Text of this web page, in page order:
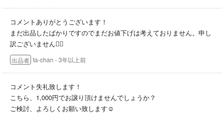
コメントありがとうございます！
まだ出品したばかりですのでまだお値下げは考えておりません。申し
訳ございません🙇‍♀️
出品者 ta-chan - 3年以上前
コメント失礼致します！
こちら、1,000円でお譲り頂けませんでしょうか？
ご検討、よろしくお願い致します☺️